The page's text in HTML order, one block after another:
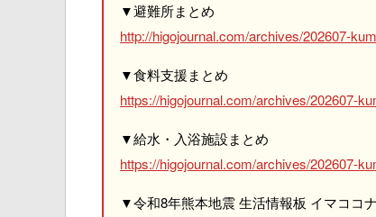
▼避難所まとめ
http://higojournal.com/archives/202607-
▼食料支援まとめ
https://higojournal.com/archives/202607-
▼給水・入浴施設まとめ
https://higojournal.com/archives/202607-
▼令和8年熊本地震 生活情報板 イマココ